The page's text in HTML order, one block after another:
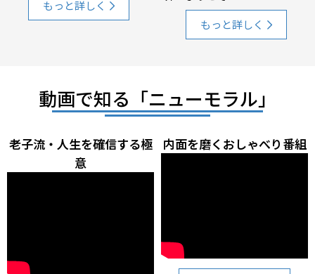
もっと詳しく
もっと詳しく
動画で知る「ニューモラル」
老子流・人生を確信する極
意
内面を磨くおしゃべり番組